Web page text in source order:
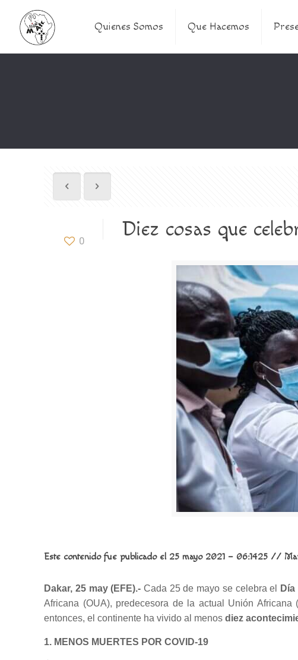
Quienes Somos Que Hacemos
0 Diez cosas que
Este contenido fue publicado el 25 mayo 2021 – 06:1425 //
Dakar, 25 may (EFE).- Cada 25 de mayo se celebra el
Africana (OUA), predecesora de la actual Unión Africana
entonces, el continente ha vivido al menosdiez
1. MENOS MUERTES POR COVID-19